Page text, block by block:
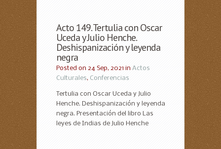
Acto 149. Tertulia con Oscar
Uceda y Julio Henche.
Deshispanización y leyenda
negra
Posted on 24 Sep, 2021 in Actos
Culturales, Conferencias
Tertulia con Oscar Uceda y Julio
Henche. Deshispanización y leyenda
negra. Presentación del libro Las
leyes de Indias de Julio Henche